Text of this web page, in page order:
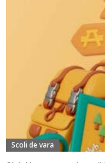
Scoli de vara